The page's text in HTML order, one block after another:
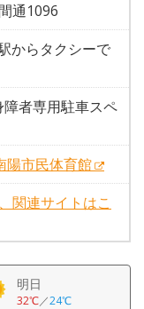
通1096
からタクシーで
者専用駐車スペ
陽市民体育館
関連サイトはこ
明日
32℃／24℃